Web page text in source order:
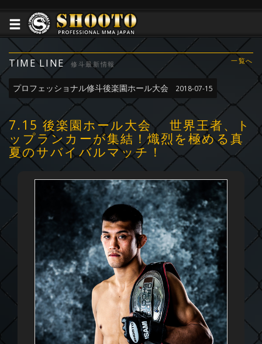
TIME LINE 修斗最新情報 一覧へ
プロフェッショナル修斗後楽園ホール大会 2018-07-15
7.15 後楽園ホール大会 世界王者、ト
ップランカーが集結！熾烈を極める真
夏のサバイバルマッチ！